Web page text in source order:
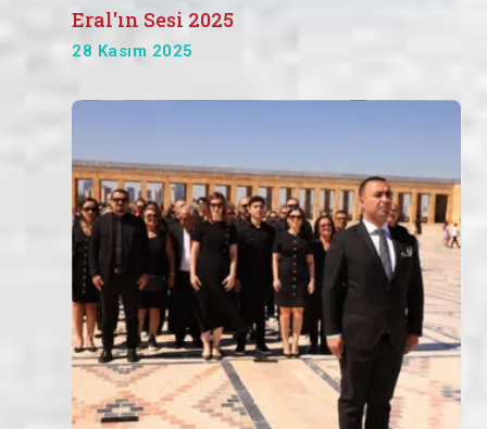
Eral'ın Sesi 2025
28 Kasım 2025